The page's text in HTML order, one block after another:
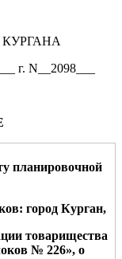
г. N__2098___
планировочной
город Курган,
товарищества
№ 226», о